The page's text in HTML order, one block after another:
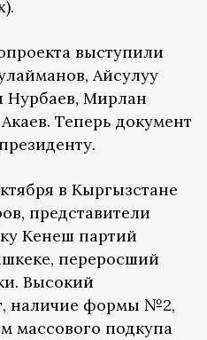
выступили
Айсулуу
Нурбаев, Мирлан
Теперь документ
в Кыргызстане
представители
Кенеш партий
переросший
Высокий
наличие формы №2,
массового подкупа